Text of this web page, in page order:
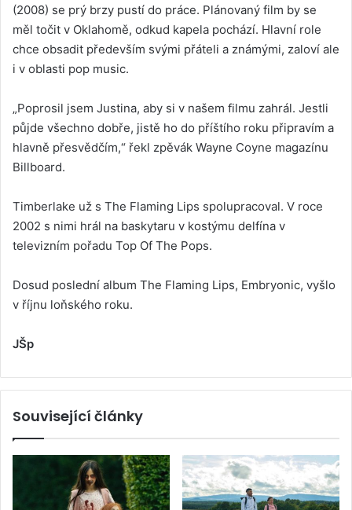
(2008) se prý brzy pustí do práce. Plánovaný film by se
měl točit v Oklahomě, odkud kapela pochází. Hlavní role
chce obsadit především svými přáteli a známými, zaloví ale
i v oblasti pop music.
„Poprosil jsem Justina, aby si v našem filmu zahrál. Jestli
půjde všechno dobře, jistě ho do příštího roku připravím a
hlavně přesvědčím,“ řekl zpěvák Wayne Coyne magazínu
Billboard.
Timberlake už s The Flaming Lips spolupracoval. V roce
2002 s nimi hrál na baskytaru v kostýmu delfína v
televizním pořadu Top Of The Pops.
Dosud poslední album The Flaming Lips, Embryonic, vyšlo
v říjnu loňského roku.
JŠp
Související články